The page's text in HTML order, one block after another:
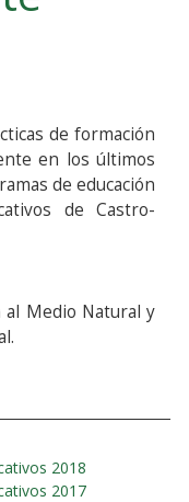
de formación
en los últimos
de educación
de Castro-
al Medio Natural y
2018
2017